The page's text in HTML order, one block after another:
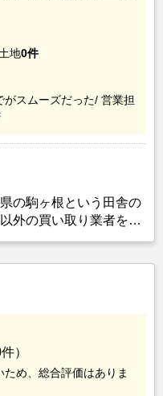
土地0件
がスムーズだった/ 営業担
の駒ヶ根という田舎の
外の買い取り業者をみ
おけないと考えて売却
）
め、総合評価はありま